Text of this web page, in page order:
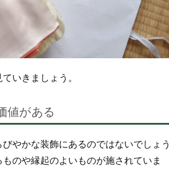
いきましょう。
値がある
やかな装飾にあるのではないでしょう
のや縁起のよいものが施されていま